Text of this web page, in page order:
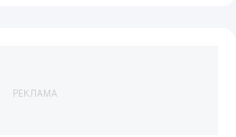
РЕКЛАМА